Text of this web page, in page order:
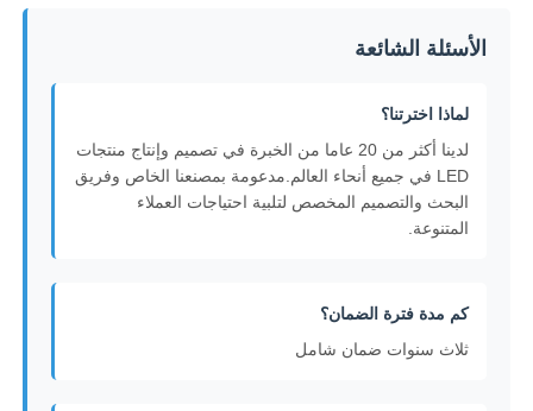
الأسئلة الشائعة
لماذا اخترتنا؟
لدينا أكثر من 20 عاما من الخبرة في تصميم وإنتاج منتجات
LED في جميع أنحاء العالم.مدعومة بمصنعنا الخاص وفريق
البحث والتصميم المخصص لتلبية احتياجات العملاء
المتنوعة.
كم مدة فترة الضمان؟
ثلاث سنوات ضمان شامل